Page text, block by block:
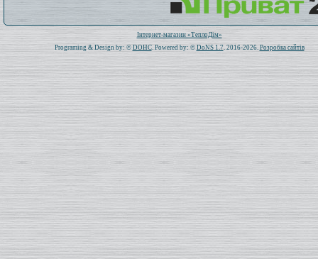
Всього: 1021068 Сьогодні: 178
Інтернет-магазин «ТеплоДім»
Programing & Design by: © DOHC. Powered by: © DoNS 1.7. 2016-2026. Розробка сайтів